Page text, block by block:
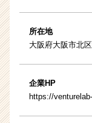
所在地
大阪府大阪市北
企業HP
https://